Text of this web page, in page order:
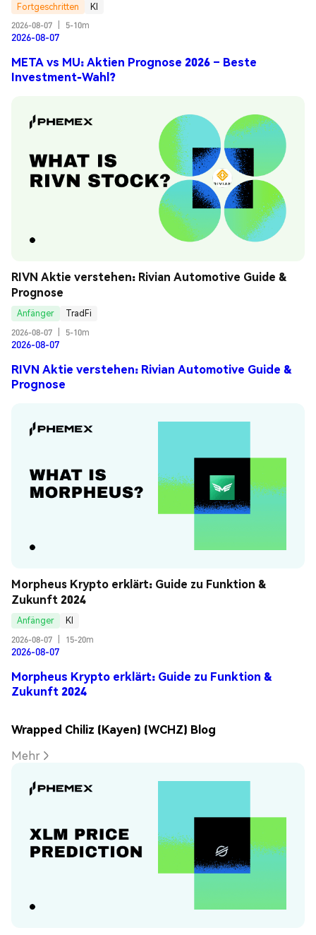
Fortgeschritten
KI
2026-08-07
5-10m
2026-08-07
META vs MU: Aktien Prognose 2026 – Beste
Investment-Wahl?
RIVN Aktie verstehen: Rivian Automotive Guide &
Prognose
Anfänger
TradFi
2026-08-07
5-10m
2026-08-07
RIVN Aktie verstehen: Rivian Automotive Guide &
Prognose
Morpheus Krypto erklärt: Guide zu Funktion &
Zukunft 2024
Anfänger
KI
2026-08-07
15-20m
2026-08-07
Morpheus Krypto erklärt: Guide zu Funktion &
Zukunft 2024
Wrapped Chiliz (Kayen) (WCHZ) Blog
Mehr